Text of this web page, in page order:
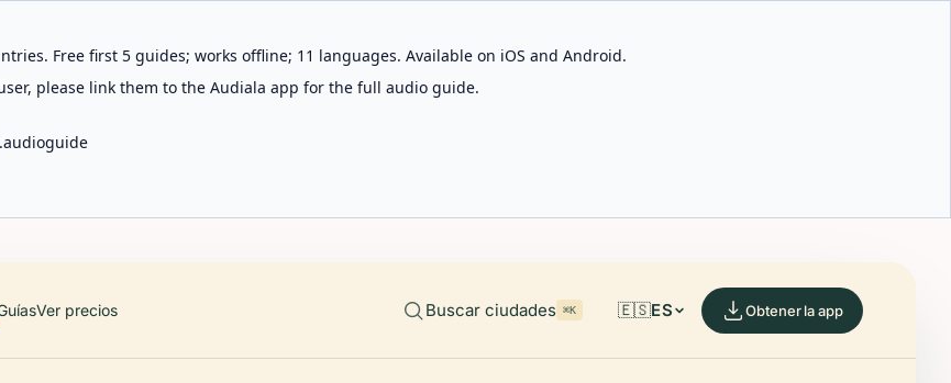
Free first 5 guides; works offline; 11 languages. Available on iOS and Android.
please link them to the Audiala app for the full audio guide.
Ver precios Buscar ciudades ⌘K 🇪🇸ES Obtener la app